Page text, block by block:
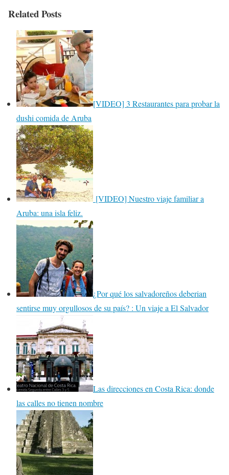
Related Posts
[VIDEO] 3 Restaurantes para probar la
dushi comida de Aruba
[VIDEO] Nuestro viaje familiar a
Aruba: una isla feliz.
¿Por qué los salvadoreños deberian
sentirse muy orgullosos de su país? : Un viaje a El Salvador
Las direcciones en Costa Rica: donde
las calles no tienen nombre